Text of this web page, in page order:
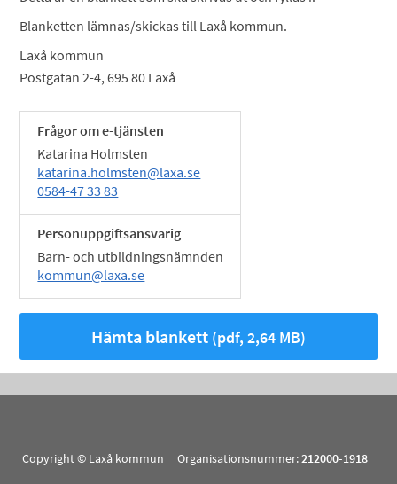
Blanketten lämnas/skickas till Laxå kommun.
Laxå kommun
Postgatan 2-4, 695 80 Laxå
Frågor om e-tjänsten
Katarina Holmsten
katarina.holmsten@laxa.se
0584-47 33 83
Personuppgiftsansvarig
Barn- och utbildningsnämnden
kommun@laxa.se
Hämta blankett (pdf, 2,64 MB)
Copyright © Laxå kommun Organisationsnummer:212000-1918